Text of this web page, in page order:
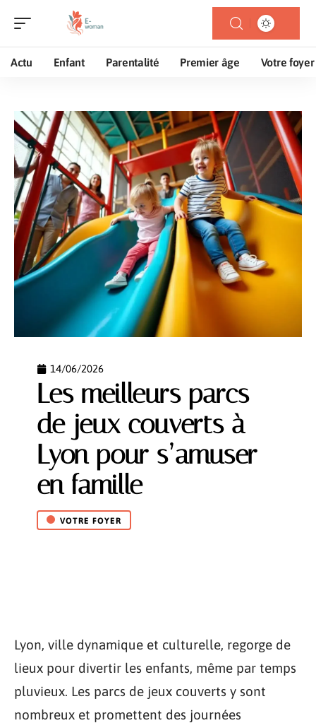
Actu Enfant Parentalité Premier âge Votre foyer
14/06/2026
Les meilleurs parcs
de jeux couverts à
Lyon pour s’amuser
en famille
VOTRE FOYER
Lyon, ville dynamique et culturelle, regorge de
lieux pour divertir les enfants, même par temps
pluvieux. Les parcs de jeux couverts y sont
nombreux et promettent des journées